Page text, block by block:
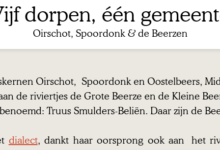
dorpen, één
Oirschot, Spoordonk & de Beerzen
Oirschot, Spoordonk en Oostelbeers,
de riviertjes de Grote Beerze en de Kleine
Truus Smulders-Beliën. Daar zijn de
dialect, dankt haar oorsprong ook aan het